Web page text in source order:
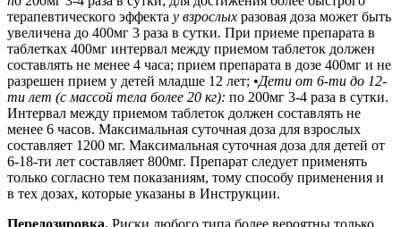
терапевтического эффекта у взрослых разовая доза может быть
увеличена до 400мг 3 раза в сутки. При приеме препарата в
таблетках 400мг интервал между приемом таблеток должен
составлять не менее 4 часа; прием препарата в дозе 400мг и не
разрешен прием у детей младше 12 лет; •Дети от 6-ти до 12-
ти лет (с массой тела более 20 кг): по 200мг 3-4 раза в сутки.
Интервал между приемом таблеток должен составлять не
менее 6 часов. Максимальная суточная доза для взрослых
составляет 1200 мг. Максимальная суточная доза для детей от
6-18-ти лет составляет 800мг. Препарат следует применять
только согласно тем показаниям, тому способу применения и
в тех дозах, которые указаны в Инструкции.
Передозировка. Риски любого типа более вероятны только